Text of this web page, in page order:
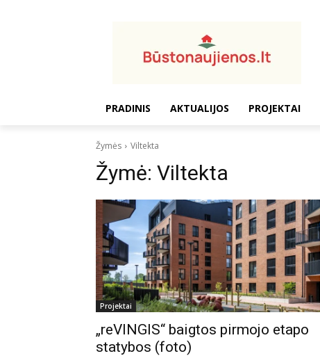
PRADINIS AKTUALIJOS PROJEKTAI
Žymės Viltekta
Žymė: Viltekta
Projektai
„reVINGIS“ baigtos pirmojo etapo
statybos (foto)